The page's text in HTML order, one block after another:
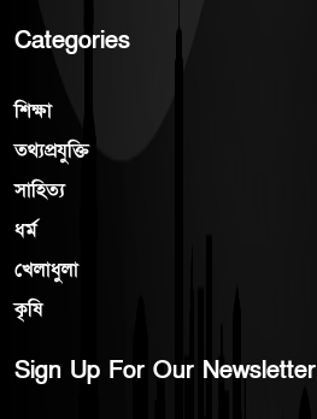
Categories
শিক্ষা
তথ্যপ্রযুক্তি
সাহিত্য
ধর্ম
খেলাধুলা
কৃষি
Sign Up For Our Newsletter